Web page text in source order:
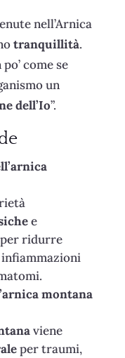
nell’Arnica
tranquillità.
come se
un
dell’Io”.
e
ridurre
montana
viene
per traumi,